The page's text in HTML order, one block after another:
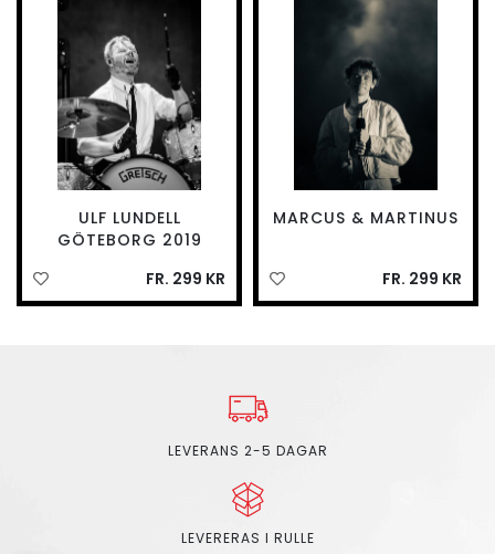
ULF LUNDELL
GÖTEBORG 2019
FR. 299 KR
MARCUS & MARTINUS
FR. 299 KR
LEVERANS 2-5 DAGAR
LEVERERAS I RULLE